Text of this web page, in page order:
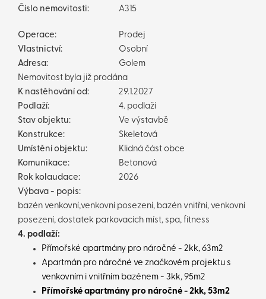
Číslo nemovitosti:
A315
Operace:
Prodej
Vlastnictví:
Osobní
Adresa:
Golem
Nemovitost byla již prodána
K nastěhování od:
29.1.2027
Podlaží:
4. podlaží
Stav objektu:
Ve výstavbě
Konstrukce:
Skeletová
Umístění objektu:
Klidná část obce
Komunikace:
Betonová
Rok kolaudace:
2026
Výbava - popis:
bazén venkovní,venkovní posezení, bazén vnitřní, venkovní
posezení, dostatek parkovacích míst, spa, fitness
4. podlaží:
Přímořské apartmány pro náročné - 2kk, 63m2
Apartmán pro náročné ve značkovém projektu s
venkovním i vnitřním bazénem - 3kk, 95m2
Přímořské apartmány pro náročné - 2kk, 53m2